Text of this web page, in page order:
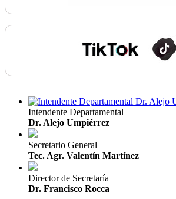
Intendente Departamental
Dr. Alejo Umpiérrez
Secretario General
Tec. Agr. Valentín Martínez
Director de Secretaría
Dr. Francisco Rocca